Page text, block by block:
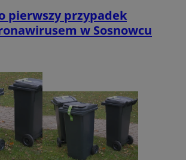
pierwszy przypadek
w Sosnowcu